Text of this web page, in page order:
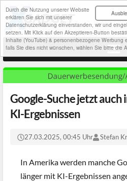
Durch die Nutzung unserer Website
erklären Sie sich mit unserer
Datenschutzerklärung einverstanden, wir und
setzen. Mit Klick auf den Akzeptieren-Button
Inhalte (YouTube) & personenbezogene Werbung
falls Sie dies nicht wünschen, wählen Sie bitte die
Google-Suche jetzt
KI-Ergebnissen
27.03.2025, 00:45 Uhr Stefan
In Amerika werden manche
länger mit KI-Ergebnissen